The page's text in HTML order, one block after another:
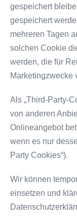
gespeichert
gespeichert
mehreren Tagen
solchen Cookie
werden, die für
Marketingzwecke
Als „Third-Party-
von anderen
Onlineangebot
wenn es nur
Party Cookies“).
Wir können
einsetzen und